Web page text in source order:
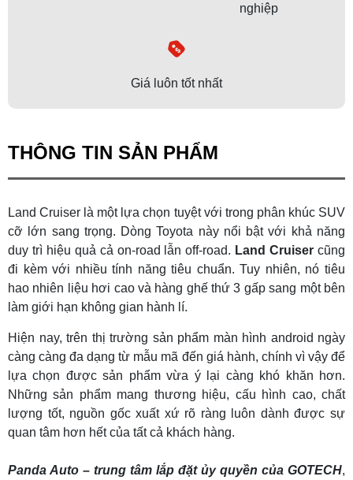
nghiệp
Giá luôn tốt nhất
THÔNG TIN SẢN PHẨM
Land Cruiser là một lựa chọn tuyệt với trong phân khúc SUV
cỡ lớn sang trọng. Dòng Toyota này nổi bật với khả năng
duy trì hiệu quả cả on-road lẫn off-road. Land Cruiser cũng
đi kèm với nhiều tính năng tiêu chuẩn. Tuy nhiên, nó tiêu
hao nhiên liệu hơi cao và hàng ghế thứ 3 gấp sang một bên
làm giới hạn không gian hành lí.
Hiện nay, trên thị trường sản phẩm màn hình android ngày
càng càng đa dạng từ mẫu mã đến giá hành, chính vì vậy để
lựa chọn được sản phẩm vừa ý lại càng khó khăn hơn.
Những sản phẩm mang thương hiệu, cấu hình cao, chất
lượng tốt, nguồn gốc xuất xứ rõ ràng luôn dành được sự
quan tâm hơn hết của tất cả khách hàng.
Panda Auto – trung tâm lắp đặt ủy quyền của GOTECH,